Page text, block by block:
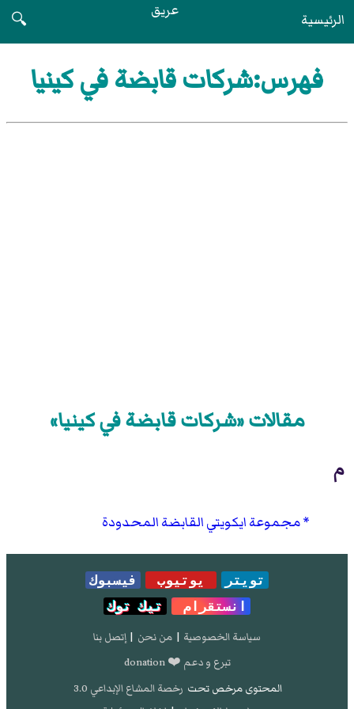
الرئيسية عريق
🔍
فهرس:شركات قابضة في كينيا
مقالات «شركات قابضة في كينيا»
م
مجموعة ايكويتي القابضة المحدودة
تويتر يوتيوب
فيسبوك
انستقرام
تيك توك
سياسة الخصوصية | من نحن | إتصل بنا
تبرع و دعم ❤️ donation
المحتوى مرخص تحت رخصة المشاع الإبداعي 3.0